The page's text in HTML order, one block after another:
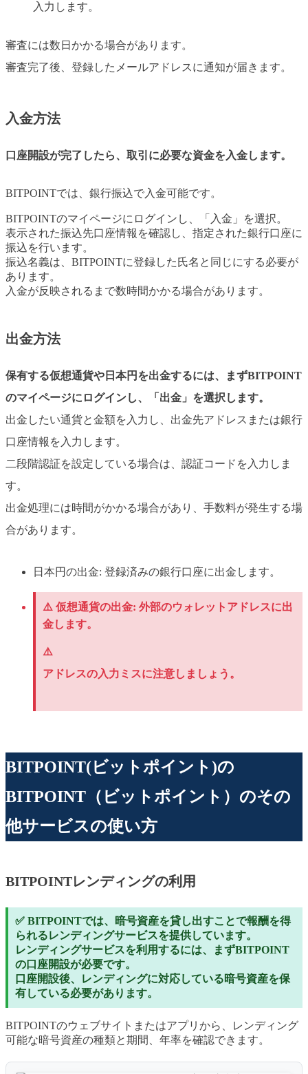
入力します。
審査には数日かかる場合があります。
審査完了後、登録したメールアドレスに通知が届きます。
入金方法
口座開設が完了したら、取引に必要な資金を入金します。
BITPOINTでは、銀行振込で入金可能です。
BITPOINTのマイページにログインし、「入金」を選択。
表示された振込先口座情報を確認し、指定された銀行口座に
振込を行います。
振込名義は、BITPOINTに登録した氏名と同じにする必要が
あります。
入金が反映されるまで数時間かかる場合があります。
出金方法
保有する仮想通貨や日本円を出金するには、まずBITPOINT
のマイページにログインし、「出金」を選択します。
出金したい通貨と金額を入力し、出金先アドレスまたは銀行
口座情報を入力します。
二段階認証を設定している場合は、認証コードを入力しま
す。
出金処理には時間がかかる場合があり、手数料が発生する場
合があります。
日本円の出金: 登録済みの銀行口座に出金します。
⚠️ 仮想通貨の出金: 外部のウォレットアドレスに出
金します。
⚠️
アドレスの入力ミスに注意しましょう。
BITPOINT(ビットポイント)の
BITPOINT（ビットポイント）のその
他サービスの使い方
BITPOINTレンディングの利用
✅ BITPOINTでは、暗号資産を貸し出すことで報酬を得
られるレンディングサービスを提供しています。
レンディングサービスを利用するには、まずBITPOINT
の口座開設が必要です。
口座開設後、レンディングに対応している暗号資産を保
有している必要があります。
BITPOINTのウェブサイトまたはアプリから、レンディング
可能な暗号資産の種類と期間、年率を確認できます。